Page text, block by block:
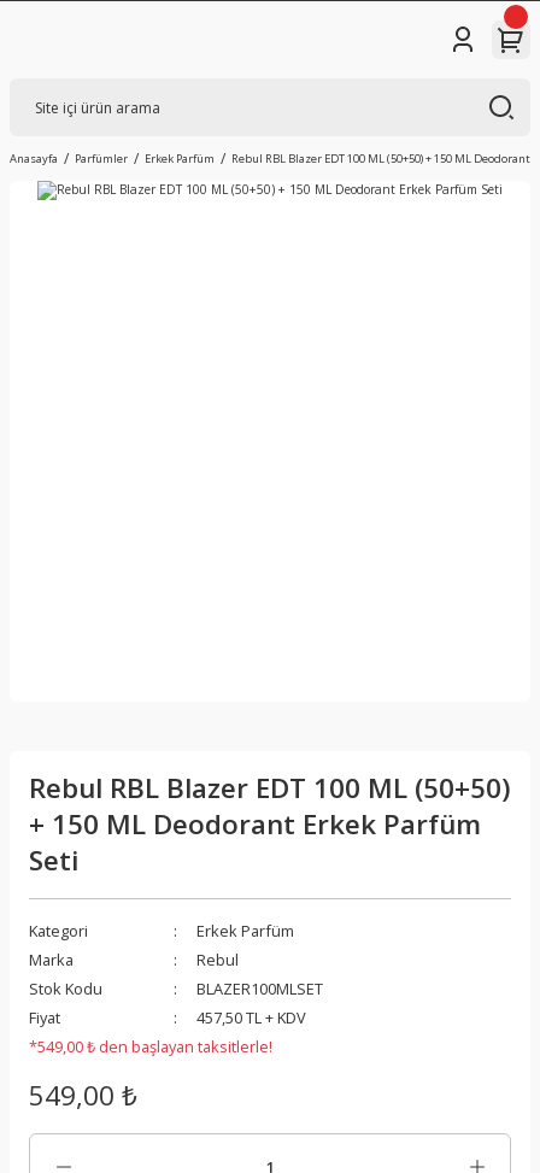
Anasayfa Parfümler Erkek Parfüm Rebul RBL Blazer EDT 100 ML (50+50) + 150 ML Deodorant
Rebul RBL Blazer EDT 100 ML (50+50)
+ 150 ML Deodorant Erkek Parfüm
Seti
Kategori
Erkek Parfüm
Marka
Rebul
Stok Kodu
BLAZER100MLSET
Fiyat
457,50 TL + KDV
*549,00 ₺ den başlayan taksitlerle!
549,00 ₺